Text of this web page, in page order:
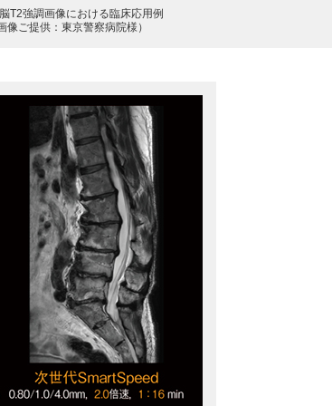
T2強調画像における臨床応用例
像ご提供：東京警察病院様）